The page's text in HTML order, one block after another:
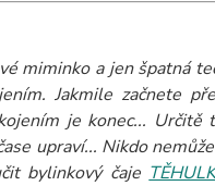
miminko a jen špatná
Jakmile začnete
je konec... Určitě
upraví... Nikdo
bylinkový čaje